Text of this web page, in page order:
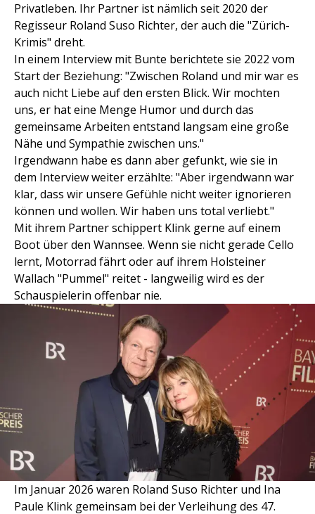
Privatleben. Ihr Partner ist nämlich seit 2020 der
Regisseur Roland Suso Richter, der auch die "Zürich-
Krimis" dreht.
In einem Interview mit Bunte berichtete sie 2022 vom
Start der Beziehung: "Zwischen Roland und mir war es
auch nicht Liebe auf den ersten Blick. Wir mochten
uns, er hat eine Menge Humor und durch das
gemeinsame Arbeiten entstand langsam eine große
Nähe und Sympathie zwischen uns."
Irgendwann habe es dann aber gefunkt, wie sie in
dem Interview weiter erzählte: "Aber irgendwann war
klar, dass wir unsere Gefühle nicht weiter ignorieren
können und wollen. Wir haben uns total verliebt."
Mit ihrem Partner schippert Klink gerne auf einem
Boot über den Wannsee. Wenn sie nicht gerade Cello
lernt, Motorrad fährt oder auf ihrem Holsteiner
Wallach "Pummel" reitet - langweilig wird es der
Schauspielerin offenbar nie.
Im Januar 2026 waren Roland Suso Richter und Ina
Paule Klink gemeinsam bei der Verleihung des 47.